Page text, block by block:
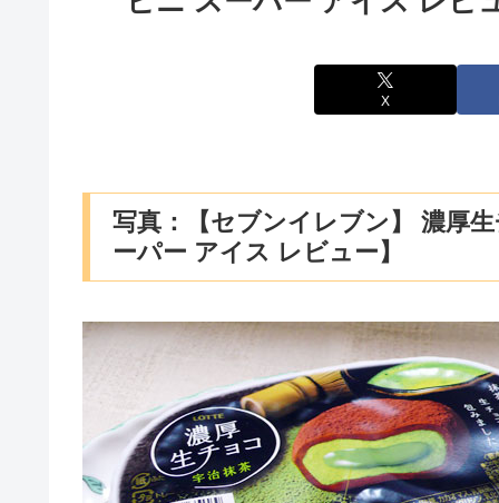
X
写真：【セブンイレブン】 濃厚
ーパー アイス レビュー】